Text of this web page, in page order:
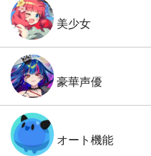
美少女
豪華声優
オート機能